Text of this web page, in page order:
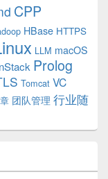
CPP
HBase HTTPS
LLM macOS
Prolog
Tomcat VC
团队管理 行业随